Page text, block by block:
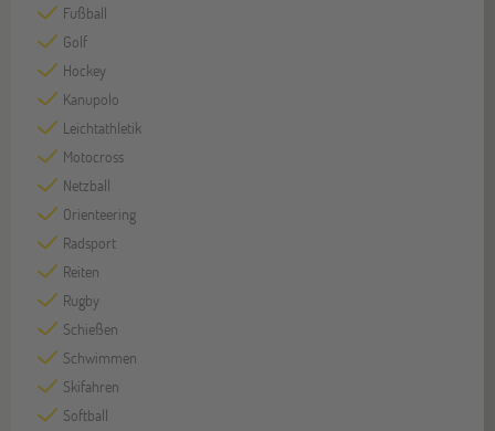
Fußball
Golf
Hockey
Kanupolo
Leichtathletik
Motocross
Netzball
Orienteering
Radsport
Reiten
Rugby
Schießen
Schwimmen
Skifahren
Softball